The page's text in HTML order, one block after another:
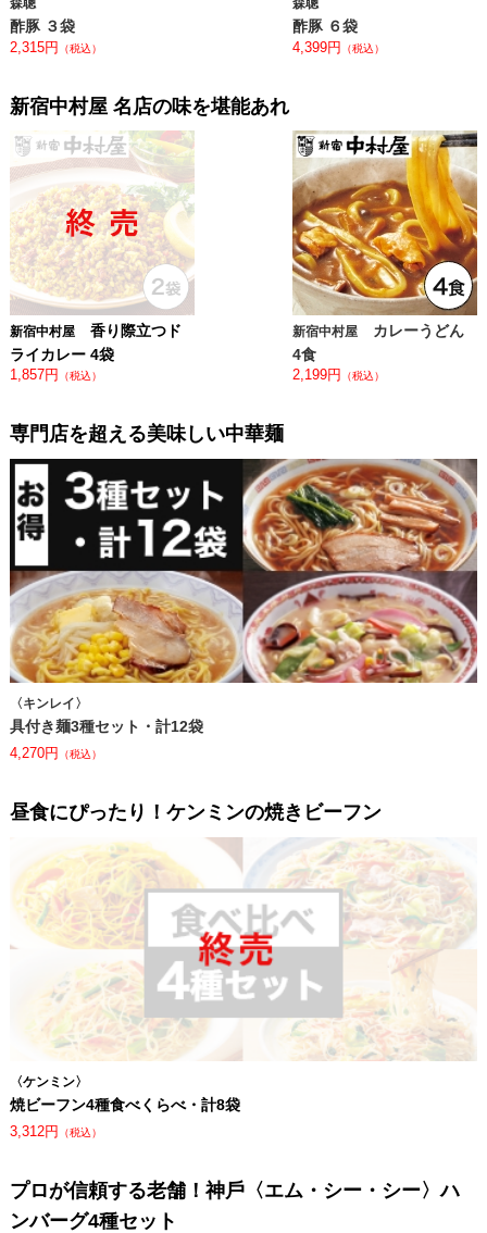
森聰
酢豚 ３袋
2,315円 （税込）
森聰
酢豚 ６袋
4,399円 （税込）
新宿中村屋 名店の味を堪能あれ
新宿中村屋香り際立つド
ライカレー 4袋
1,857円 （税込）
新宿中村屋 カレーうどん
4食
2,199円 （税込）
専門店を超える美味しい中華麺
〈キンレイ〉
具付き麺3種セット・計12袋
4,270円 （税込）
昼⾷にぴったり！ケンミンの焼きビーフン
〈ケンミン〉
焼ビーフン4種食べくらべ・計8袋
3,312円 （税込）
プロが信頼する⽼舗！神⼾〈エム・シー・シー〉ハ
ンバーグ4種セット